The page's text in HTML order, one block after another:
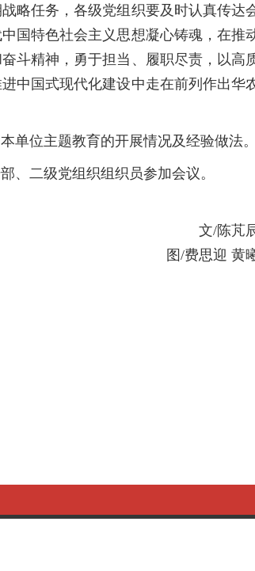
略任务，各级党组织要及时认真传达
国特色社会主义思想凝心铸魂，在推
斗精神，勇于担当、履职尽责，以高
中国式现代化建设中走在前列作出华
位主题教育的开展情况及经验做法
二级党组织组织员参加会议。
文/陈芃
图/费思迎 黄